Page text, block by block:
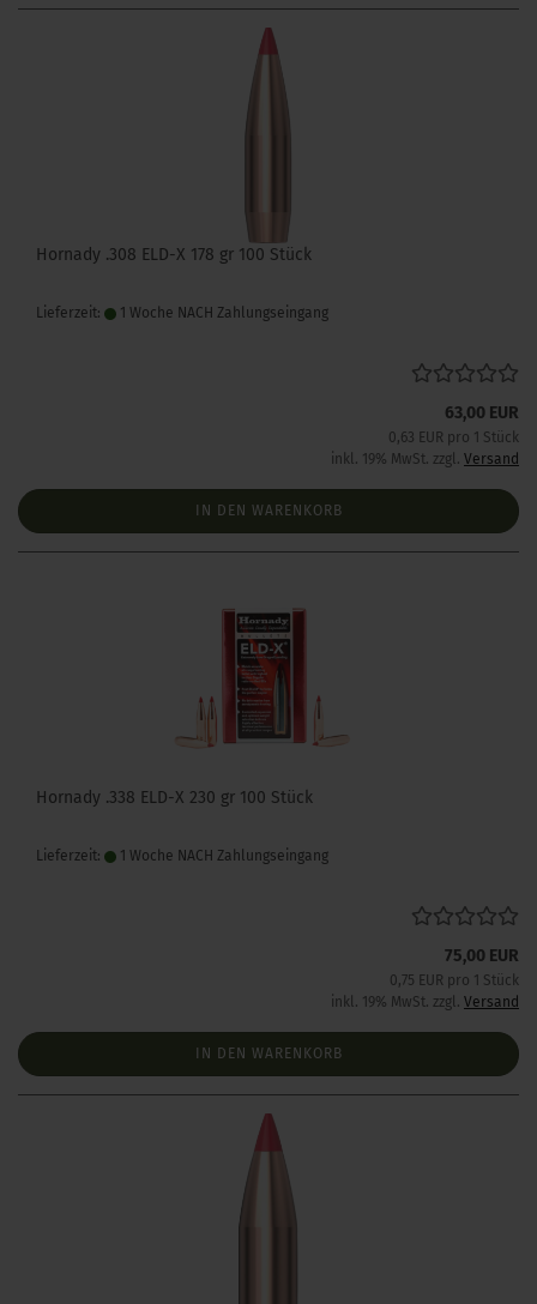
Hornady .308 ELD-X 178 gr 100 Stück
Lieferzeit: 1 Woche NACH Zahlungseingang
63,00 EUR
0,63 EUR pro 1 Stück
inkl. 19% MwSt. zzgl. Versand
IN DEN WARENKORB
Hornady .338 ELD-X 230 gr 100 Stück
Lieferzeit: 1 Woche NACH Zahlungseingang
75,00 EUR
0,75 EUR pro 1 Stück
inkl. 19% MwSt. zzgl. Versand
IN DEN WARENKORB